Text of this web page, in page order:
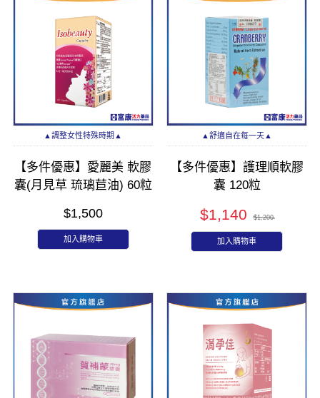
▲調整女性特殊時期▲
【多件優惠】愛麗美 軟膠
囊(月見草 琉璃苣油) 60粒
$1,500
加入購物車
▲舒適自在每一天▲
【多件優惠】護理順軟膠
囊 120粒
$1,140 $1,200
加入購物車